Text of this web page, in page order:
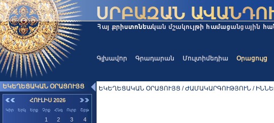
Գլխավոր Գրադարան Մուլտիմեդիա Օրացույց
ԵԿԵՂԵՑԱԿԱՆ ՕՐԱՑՈՒՅՑ
ՀՈՒԼԻՍ 2026
Կիր Երկ Երք Չրք Հնգ Ուրբ Շբթ
1 2 3
4
ԵԿԵՂԵՑԱԿԱՆ ՕՐԱՑՈՒՅՑ / ԺԱՄԱԿԱՐԳՈՒԹՅՈՒՆ /